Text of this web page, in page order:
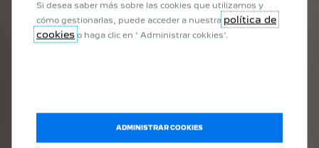
1 /0
Si desea saber más sobre las cookies que utilizamos y
cómo gestionarlas, puede acceder a nuestra política de
cookies o haga clic en ' Administrar cokkies'.
ADMINISTRAR COOKIES